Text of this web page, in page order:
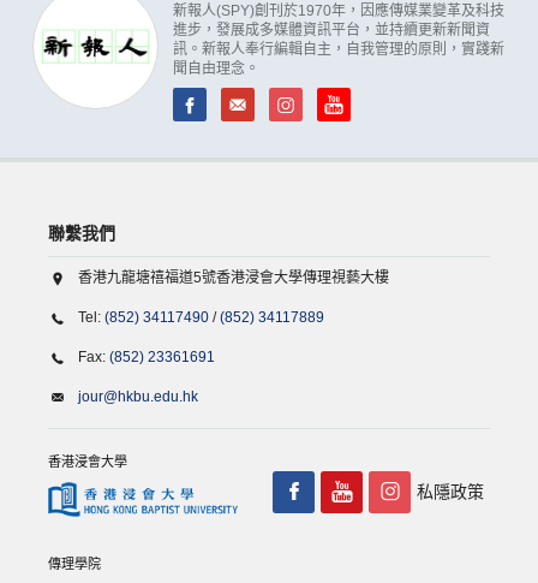
新報人(SPY)創刊於1970年，因應傳媒業變革及科技
進步，發展成多媒體資訊平台，並持續更新新聞資
訊。新報人奉行編輯自主，自我管理的原則，實踐新
聞自由理念。
聯繫我們
香港九龍塘禧福道5號香港浸會大學傳理視藝大樓
Tel: (852) 34117490 /(852) 34117889
Fax: (852) 23361691
jour@hkbu.edu.hk
香港浸會大學
傳理學院
私隱政策